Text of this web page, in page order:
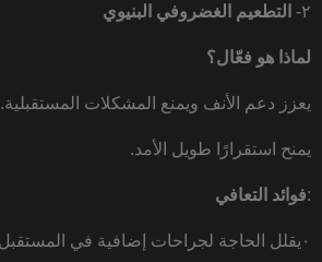
٢- التطعيم الغضروفي البنيوي
لماذا هو فعّال؟
يعزز دعم الأنف ويمنع المشكلات المستقبلية.
يمنح استقرارًا طويل الأمد.
:فوائد التعافي
٠يقلل الحاجة لجراحات إضافية في المستقبل